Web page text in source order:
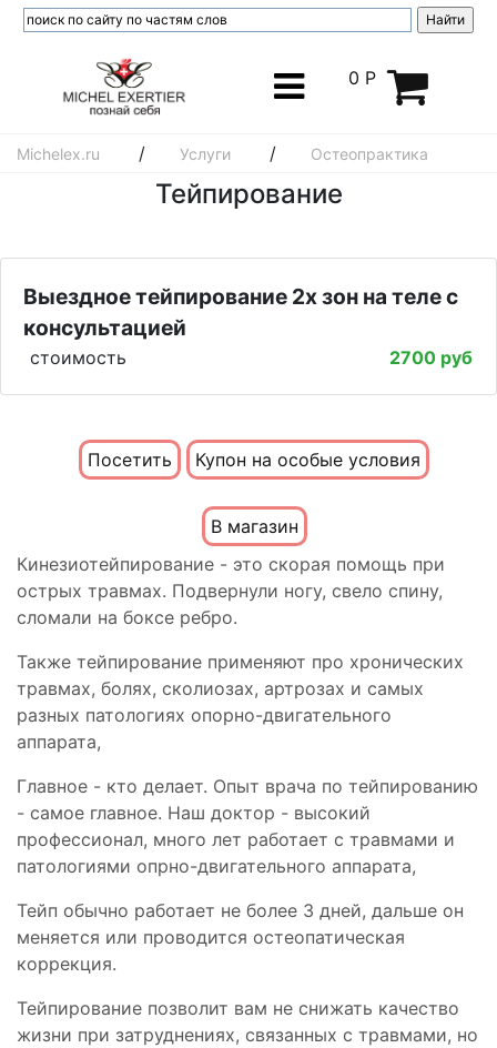
0 Р
Michelex.ru / Услуги / Остеопрактика
Тейпирование
Выездное тейпирование 2х зон на теле с
консультацией
стоимость 2700 руб
Посетить Купон на особые условия
В магазин
Кинезиотейпирование - это скорая помощь при
острых травмах. Подвернули ногу, свело спину,
сломали на боксе ребро.
Также тейпирование применяют про хронических
травмах, болях, сколиозах, артрозах и самых
разных патологиях опорно-двигательного
аппарата,
Главное - кто делает. Опыт врача по тейпированию
- самое главное. Наш доктор - высокий
профессионал, много лет работает с травмами и
патологиями опрно-двигательного аппарата,
Тейп обычно работает не более 3 дней, дальше он
меняется или проводится остеопатическая
коррекция.
Тейпирование позволит вам не снижать качество
жизни при затруднениях, связанных с травмами, но